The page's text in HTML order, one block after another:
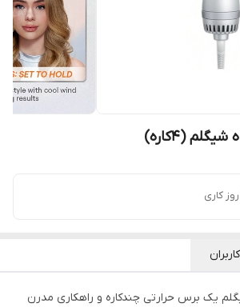
(4کاره)
روز کاری
یک برس حرارتی چندکاره و راهکاری مدرن